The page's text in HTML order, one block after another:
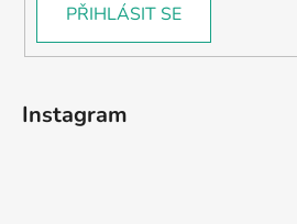
PŘIHLÁSIT SE
Instagram